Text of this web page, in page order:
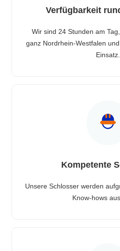
Verfügbarkeit
Wir sind 24 Stunden am
ganz Nordrhein-Westfalen
Einsatz.
Kompetente
Unsere Schlosser werden
Know-hows